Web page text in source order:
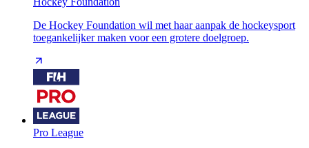
De Hockey Foundation wil met haar aanpak de hockeysport
toegankelijker maken voor een grotere doelgroep.
Pro League